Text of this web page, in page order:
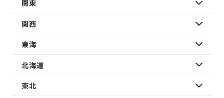
関東
関西
東海
北海道
東北